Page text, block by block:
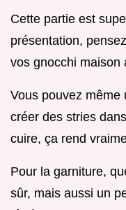
Cette partie est
présentation,
vos gnocchi maison
Vous pouvez même
créer des stries
cuire, ça rend
Pour la garniture,
sûr, mais aussi un